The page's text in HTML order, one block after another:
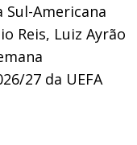
Americana
Reis, Luiz Ayrão
27 da UEFA